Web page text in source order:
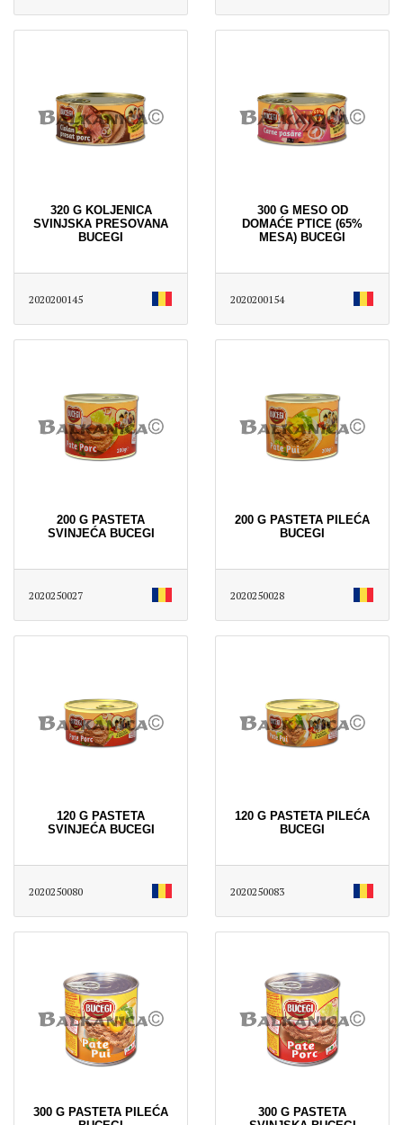
320 G KOLJENICA
SVINJSKA PRESOVANA
BUCEGI
2020200145
300 G MESO OD
DOMAĆE PTICE (65%
MESA) BUCEGI
2020200154
200 G PASTETA
SVINJEĆA BUCEGI
2020250027
200 G PASTETA PILEĆA
BUCEGI
2020250028
120 G PASTETA
SVINJEĆA BUCEGI
2020250080
120 G PASTETA PILEĆA
BUCEGI
2020250083
300 G PASTETA PILEĆA
300 G PASTETA